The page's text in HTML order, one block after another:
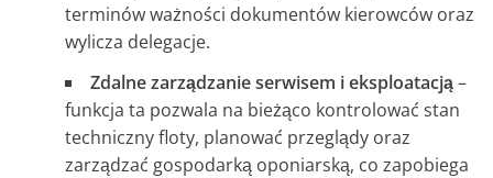
terminów ważności dokumentów kierowców oraz
wylicza delegacje.
Zdalne zarządzanie serwisem i eksploatacją–
funkcja ta pozwala na bieżąco kontrolować stan
techniczny floty, planować przeglądy oraz
zarządzać gospodarką oponiarską, co zapobiega